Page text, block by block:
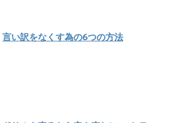
言い訳をなくす為の6つの方法